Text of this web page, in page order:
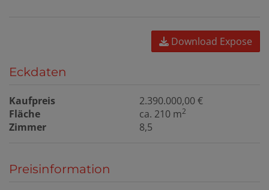
Download Expose
Eckdaten
Kaufpreis
2.390.000,00 €
Fläche
ca. 210 m2
Zimmer 8,5
Preisinformation